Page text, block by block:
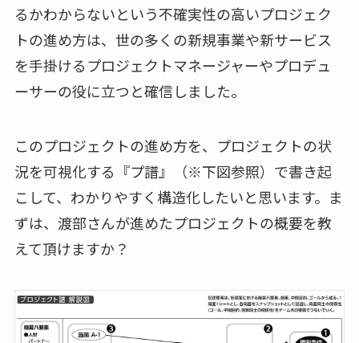
るかわからないという不確実性の高いプロジェク
トの進め方は、世の多くの新規事業や新サービス
を手掛けるプロジェクトマネージャーやプロデュ
ーサーの役に立つと確信しました。
このプロジェクトの進め方を、プロジェクトの状
況を可視化する『プ譜』（※下図参照）で書き起
こして、わかりやすく構造化したいと思います。ま
ずは、渡部さんが進めたプロジェクトの概要を教
えて頂けますか？